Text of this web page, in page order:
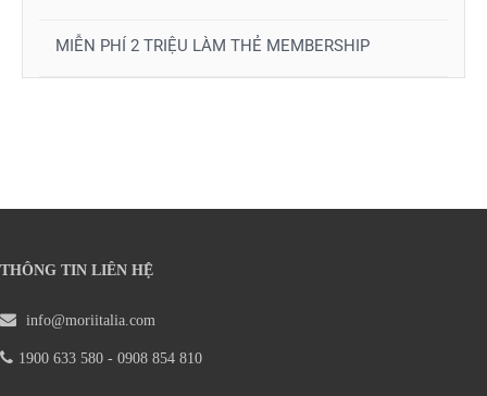
MIỄN PHÍ 2 TRIỆU LÀM THẺ MEMBERSHIP
THÔNG TIN LIÊN HỆ
info@moriitalia.com
1900 633 580 - 0908 854 810